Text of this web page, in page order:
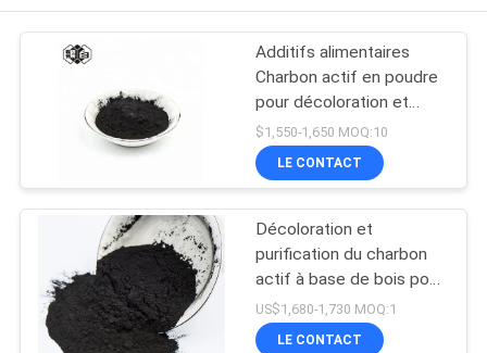
PRODUITS
PROPOS
NOUS
VISITE
D'USINE
base de charbon
Charbon actif par
Shell de noix de
coco
76
Additifs alimentaires
Charbon actif en poudre
pour décoloration et
purification
$1,550-1,650 MOQ:10
LE CONTACT
Décoloration et
purification du charbon
actif à base de bois pour
l'industrie agroalimentaire
et des boissons
US$1,680-1,730 MOQ:1
LE CONTACT